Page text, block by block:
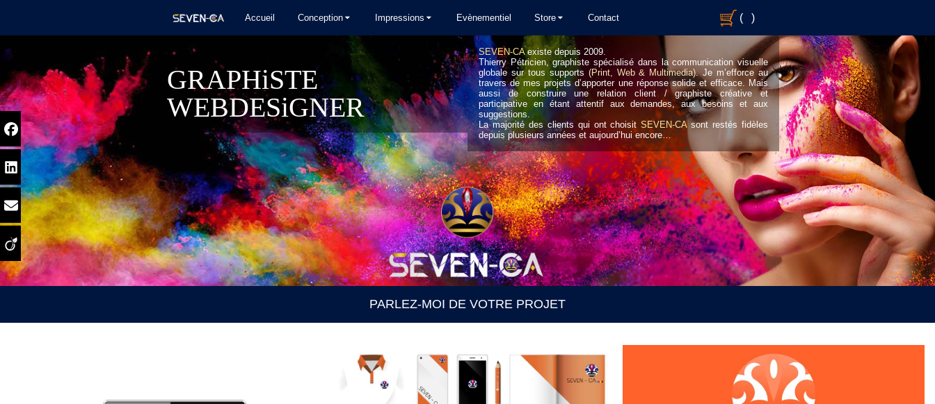
Accueil Conception Impressions Evènementiel Store Contact ( )
GRAPHiSTE
WEBDESiGNER
SEVEN-CAexiste depuis 2009.
Thierry Pétricien, graphiste spécialisé dans la communication visuelle
globale sur tous supports (Print, Web & Multimedia). Je m’efforce au
travers de mes projets d’apporter une réponse solide et efficace. Mais
aussi de construire une relation client / graphiste créative et
participative en étant attentif aux demandes, aux besoins et aux
suggestions.
La majorité des clients qui ont choisitSEVEN-CAsont restés fidèles
depuis plusieurs années et aujourd’hui encore…
PARLEZ-MOI DE VOTRE PROJET